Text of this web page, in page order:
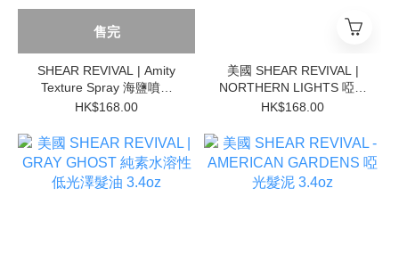
售完
SHEAR REVIVAL | Amity
Texture Spray 海鹽噴霧
8oz
HK$168.00
美國 SHEAR REVIVAL |
NORTHERN LIGHTS 啞光
髮泥 3.4oz
HK$168.00